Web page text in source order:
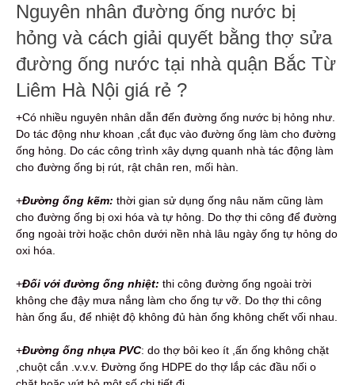
Nguyên nhân đường ống nước bị
hỏng và cách giải quyết bằng thợ sửa
đường ống nước tại nhà quận Bắc Từ
Liêm Hà Nội giá rẻ ?
+Có nhiều nguyên nhân dẫn đến đường ống nước bị hỏng như.
Do tác động như khoan ,cắt đục vào đường ống làm cho đường
ống hỏng. Do các công trình xây dựng quanh nhà tác động làm
cho đường ống bị rút, rật chân ren, mối hàn.
+Đường ống kẽm: thời gian sử dụng ống nâu năm cũng làm
cho đường ống bị oxi hóa và tự hỏng. Do thợ thi công để đường
ống ngoài trời hoặc chôn dưới nền nhà lâu ngày ống tự hỏng do
oxi hóa.
+Đối với đường ống nhiệt: thi công đường ống ngoài trời
không che đậy mưa nắng làm cho ống tự vỡ. Do thợ thi công
hàn ống ẩu, để nhiệt độ không đủ hàn ống không chết vối nhau.
+Đường ống nhựa PVC: do thợ bôi keo ít ,ấn ống không chặt
,chuột cắn .v.v.v. Đường ống HDPE do thợ lắp các đầu nối o